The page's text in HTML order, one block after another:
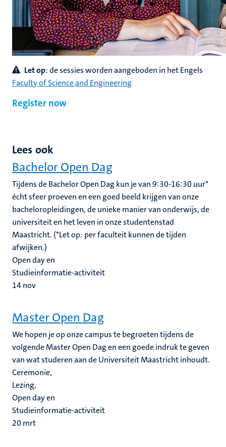
Let op: de sessies worden aangeboden in het Engels
Faculty of Science and Engineering
Register now
Lees ook
Bachelor Open Dag
Tijdens de Bachelor Open Dag kun je van 9:30-16:30 uur*
écht sfeer proeven en een goed beeld krijgen van onze
bacheloropleidingen, de unieke manier van onderwijs, de
universiteit en het leven in onze studentenstad
Maastricht. (*Let op: per faculteit kunnen de tijden
afwijken.)
Open day en
Studieinformatie-activiteit
14nov
Master Open Dag
We hopen je op onze campus te begroeten tijdens de
volgende Master Open Dag en een goede indruk te geven
van wat studeren aan de Universiteit Maastricht inhoudt.
Ceremonie,
Lezing,
Open day en
Studieinformatie-activiteit
20 mrt